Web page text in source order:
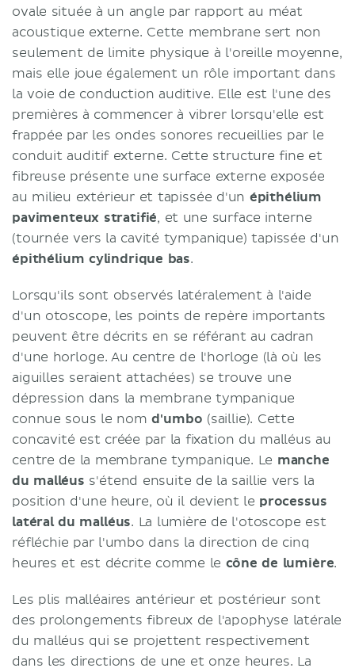
ovale située à un angle par rapport au méat
acoustique externe. Cette membrane sert non
seulement de limite physique à l'oreille moyenne,
mais elle joue également un rôle important dans
la voie de conduction auditive. Elle est l'une des
premières à commencer à vibrer lorsqu'elle est
frappée par les ondes sonores recueillies par le
conduit auditif externe. Cette structure fine et
fibreuse présente une surface externe exposée
au milieu extérieur et tapissée d'un épithélium
pavimenteux stratifié, et une surface interne
(tournée vers la cavité tympanique) tapissée d'un
épithélium cylindrique bas.
Lorsqu'ils sont observés latéralement à l'aide
d'un otoscope, les points de repère importants
peuvent être décrits en se référant au cadran
d'une horloge. Au centre de l'horloge (là où les
aiguilles seraient attachées) se trouve une
dépression dans la membrane tympanique
connue sous le nomd'umbo (saillie). Cette
concavité est créée par la fixation du malléus au
centre de la membrane tympanique. Le manche
du malléus s'étend ensuite de la saillie vers la
position d'une heure, où il devient le processus
latéral du malléus. La lumière de l'otoscope est
réfléchie par l'umbo dans la direction de cinq
heures et est décrite comme le cône de lumière.
Les plis malléaires antérieur et postérieur sont
des prolongements fibreux de l'apophyse latérale
du malléus qui se projettent respectivement
dans les directions de une et onze heures. La